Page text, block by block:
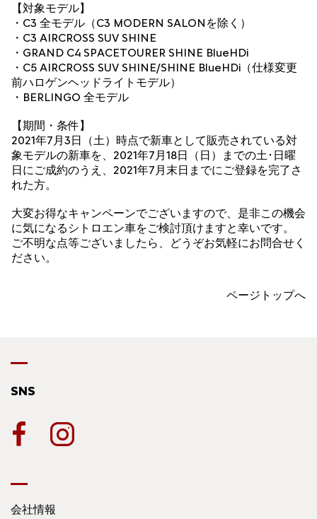
【対象モデル】
・C3 全モデル（C3 MODERN SALONを除く）
・C3 AIRCROSS SUV SHINE
・GRAND C4 SPACETOURER SHINE BlueHDi
・C5 AIRCROSS SUV SHINE/SHINE BlueHDi（仕様変更
前ハロゲンヘッドライトモデル）
・BERLINGO 全モデル
【期間・条件】
2021年7月3日（土）時点で新車として販売されている対
象モデルの新車を、2021年7月18日（日）までの土･日曜
日にご成約のうえ、2021年7月末日までにご登録を完了さ
れた方。
大変お得なキャンペーンでございますので、是非この機会
に気になるシトロエン車をご検討頂けますと幸いです。
ご不明な点等ございましたら、どうぞお気軽にお問合せく
ださい。
ページトップへ
SNS
会社情報